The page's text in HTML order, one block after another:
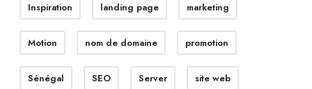
Inspiration landing page marketing
Motion nom de domaine promotion
Sénégal SEO Server site web